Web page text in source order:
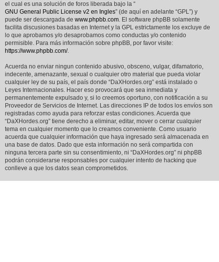
el cual es una solución de foros liberada bajo la “
GNU General Public License v2 en Ingles” (de aquí en adelante “GPL”) y
puede ser descargada de www.phpbb.com. El software phpBB solamente
facilita discusiones basadas en Internet y la GPL estrictamente los excluye de
lo que aprobamos y/o desaprobamos como conductas y/o contenido
permisible. Para más información sobre phpBB, por favor visite:
https://www.phpbb.com/.
Acuerda no enviar ningun contenido abusivo, obsceno, vulgar, difamatorio,
indecente, amenazante, sexual o cualquier otro material que pueda violar
cualquier ley de su país, el país donde “DaXHordes.org” está instalado o
Leyes Internacionales. Hacer eso provocará que sea inmediata y
permanentemente expulsado y, si lo creemos oportuno, con notificación a su
Proveedor de Servicios de Internet. Las direcciones IP de todos los envíos son
registradas como ayuda para reforzar estas condiciones. Acuerda que
“DaXHordes.org” tiene derecho a eliminar, editar, mover o cerrar cualquier
tema en cualquier momento que lo creamos conveniente. Como usuario
acuerda que cualquier información que haya ingresado será almacenada en
una base de datos. Dado que esta información no será compartida con
ninguna tercera parte sin su consentimiento, ni “DaXHordes.org” ni phpBB
podrán considerarse responsables por cualquier intento de hacking que
conlleve a que los datos sean comprometidos.